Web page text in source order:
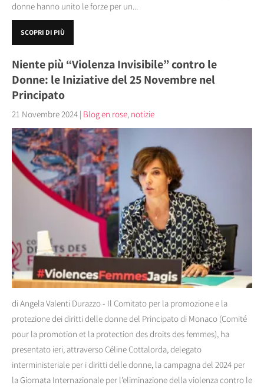
donne hanno unito le forze per un...
SCOPRI DI PIÙ
Niente più “Violenza Invisibile” contro le
Donne: le Iniziative del 25 Novembre nel
Principato
21 Novembre 2024 | Blog en rose, notizie
di Angela Valenti Durazzo - Il Comitato per la promozione e la
protezione dei diritti delle donne del Principato di Monaco (Comité
pour la promotion et la protection des droits des femmes), ha
presentato ieri, attraverso Céline Cottalorda, delegato
interministeriale per i diritti delle donne, la campagna del 2024 per
la Giornata Internazionale per l'eliminazione della violenza contro le